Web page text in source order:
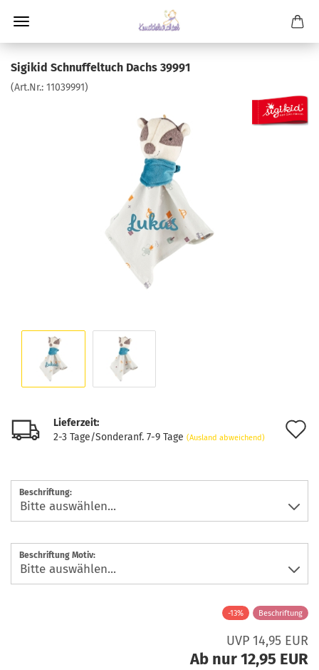
Sigikid Schnuffeltuch Dachs 39991
(Art.Nr.: 11039991)
Lieferzeit:
2-3 Tage/Sonderanf. 7-9 Tage (Ausland abweichend)
Beschriftung:
Beschriftung Motiv:
-13% Beschriftung
UVP 14,95 EUR
Ab nur 12,95 EUR